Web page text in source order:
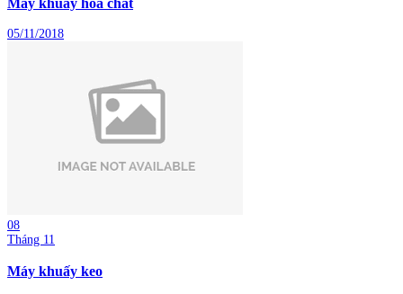
05/11/2018
08
Tháng 11
Máy khuấy keo